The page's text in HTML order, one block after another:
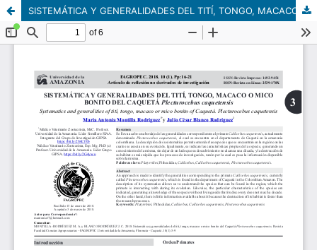
SISTEMÁTICA Y GENERALIDADES DEL TITÍ, TONGO, MACACO O MICO BONITO DEL CAQUETÁ Plecturocebus caquetensis